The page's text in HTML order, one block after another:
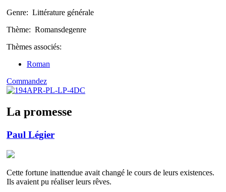
Genre: Littérature générale
Thème: Romansdegenre
Thèmes associés:
Roman
Commandez
La promesse
Paul Légier
Cette fortune inattendue avait changé le cours de leurs existences.
Ils avaient pu réaliser leurs rêves.